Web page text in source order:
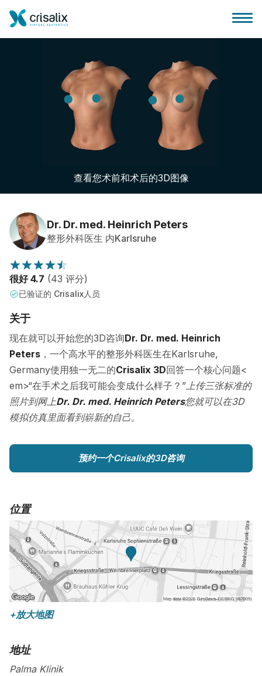
外科医生之家
客户评价
查看您术前和术后的3D图像
Dr. Dr. med. Heinrich Peters
整形外科医生 内Karlsruhe
很好 4.7 (43 评分)
已验证的 Crisalix人员
关于
现在就可以开始您的3D咨询Dr. Dr. med. Heinrich
Peters ，一个高水平的整形外科医生在Karlsruhe,
Germany使用独一无二的Crisalix 3D回答一个核心问题<
em>“在手术之后我可能会变成什么样子？” 上传三张标准的
照片到网上Dr. Dr. med. Heinrich Peters您就可以在3D
模拟仿真里面看到崭新的自己。
预约一个Crisalix的3D咨询
位置
+放大地图
地址
Palma Klinik